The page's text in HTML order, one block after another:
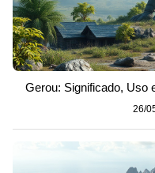
Gerou: Significado, Uso
26/